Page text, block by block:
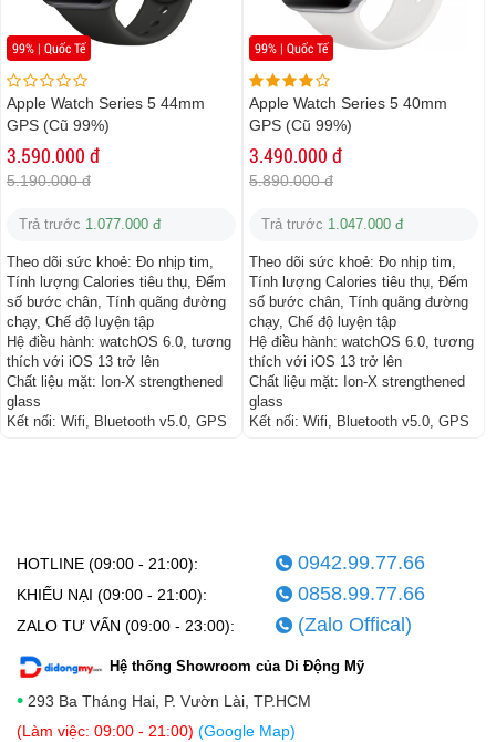
99% | Quốc Tế
Apple Watch Series 5 44mm
GPS (Cũ 99%)
3.590.000 đ
5.190.000 đ
Trả trước 1.077.000 đ
Theo dõi sức khoẻ: Đo nhịp tim,
Tính lượng Calories tiêu thụ, Đếm
số bước chân, Tính quãng đường
chạy, Chế độ luyện tập
Hệ điều hành: watchOS 6.0, tương
thích với iOS 13 trở lên
Chất liệu mặt: Ion-X strengthened
glass
Kết nối: Wifi, Bluetooth v5.0, GPS
99% | Quốc Tế
Apple Watch Series 5 40mm
GPS (Cũ 99%)
3.490.000 đ
5.890.000 đ
Trả trước 1.047.000 đ
Theo dõi sức khoẻ: Đo nhịp tim,
Tính lượng Calories tiêu thụ, Đếm
số bước chân, Tính quãng đường
chạy, Chế độ luyện tập
Hệ điều hành: watchOS 6.0, tương
thích với iOS 13 trở lên
Chất liệu mặt: Ion-X strengthened
glass
Kết nối: Wifi, Bluetooth v5.0, GPS
HOTLINE (09:00 - 21:00): 0942.99.77.66
KHIẾU NẠI (09:00 - 21:00): 0858.99.77.66
ZALO TƯ VẤN (09:00 - 23:00): (Zalo Offical)
Hệ thống Showroom của Di Động Mỹ
• 293 Ba Tháng Hai, P. Vườn Lài, TP.HCM
(Làm việc: 09:00 - 21:00) (Google Map)